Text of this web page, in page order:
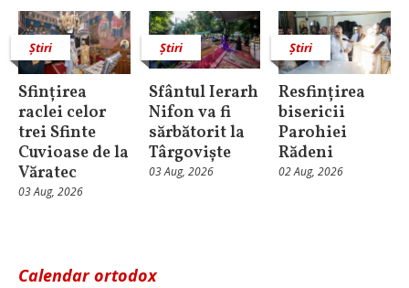
Știri
Sfințirea
raclei celor
trei Sfinte
Cuvioase de la
Văratec
03 Aug, 2026
Știri
Sfântul Ierarh
Nifon va fi
sărbătorit la
Târgoviște
03 Aug, 2026
Știri
Resfințirea
bisericii
Parohiei
Rădeni
02 Aug, 2026
Calendar ortodox